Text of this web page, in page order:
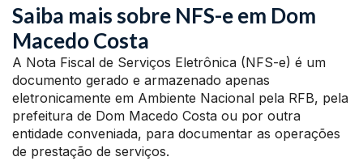
Saiba mais sobre NFS-e em Dom
Macedo Costa
A Nota Fiscal de Serviços Eletrônica (NFS-e) é um
documento gerado e armazenado apenas
eletronicamente em Ambiente Nacional pela RFB, pela
prefeitura de Dom Macedo Costa ou por outra
entidade conveniada, para documentar as operações
de prestação de serviços.